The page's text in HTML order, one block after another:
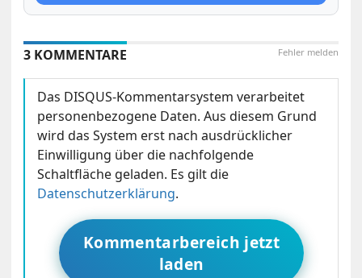
Fehler melden
3 KOMMENTARE
Das DISQUS-Kommentarsystem verarbeitet
personenbezogene Daten. Aus diesem Grund
wird das System erst nach ausdrücklicher
Einwilligung über die nachfolgende
Schaltfläche geladen. Es gilt die
Datenschutzerklärung.
Kommentarbereich jetzt
laden